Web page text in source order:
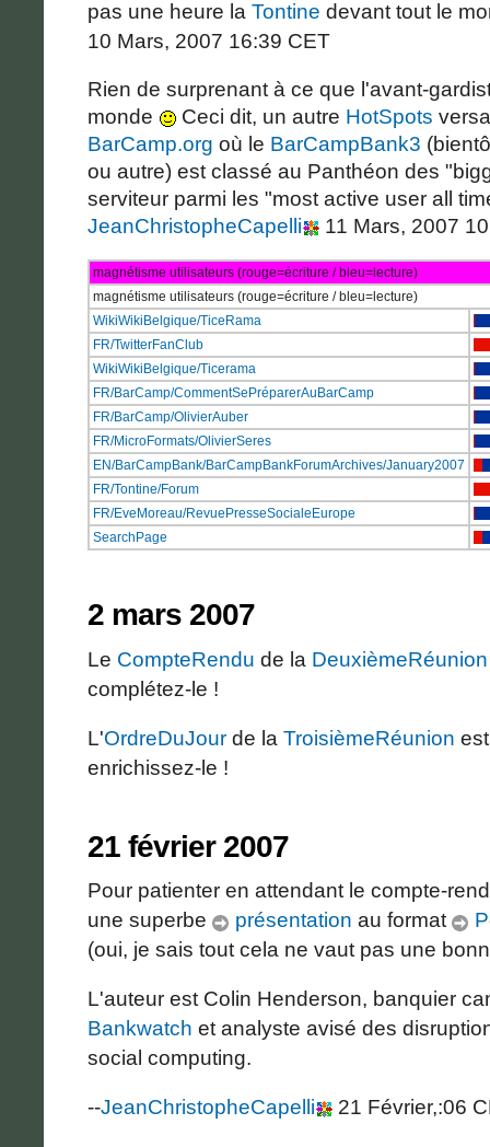
pas une heure la Tontine devant tout le
10 Mars, 2007 16:39 CET
Rien de surprenant à ce que l'avant-
monde
Ceci dit, un autre HotSpots
BarCamp.org où le BarCampBank3
ou autre) est classé au Panthéon des
serviteur parmi les "most active user all
JeanChristopheCapelli
11 Mars, 2007
magnétisme utilisateurs (rouge=écriture / bleu=lecture)
magnétisme utilisateurs (rouge=écriture / bleu=lecture)
WikiWikiBelgique/TiceRama
FR/TwitterFanClub
WikiWikiBelgique/Ticerama
FR/BarCamp/CommentSePréparerAuBarCamp
FR/BarCamp/OlivierAuber
FR/MicroFormats/OlivierSeres
EN/BarCampBank/BarCampBankForumArchives/January2007
FR/Tontine/Forum
FR/EveMoreau/RevuePresseSocialeEurope
SearchPage
2 mars 2007
Le CompteRendu de la DeuxièmeRéunion
complétez-le !
L'OrdreDuJour de la TroisièmeRéunion
enrichissez-le !
21 février 2007
Pour patienter en attendant le compte-
une superbe
présentation au format
(oui, je sais tout cela ne vaut pas une
L'auteur est Colin Henderson, banquier
Bankwatch et analyste avisé des
social computing.
--JeanChristopheCapelli 21 Février,:06